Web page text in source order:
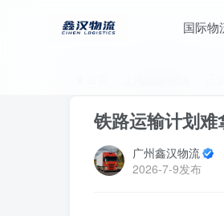
国际物
铁路运输计划
广州鑫汉物流
2026-7-9发布